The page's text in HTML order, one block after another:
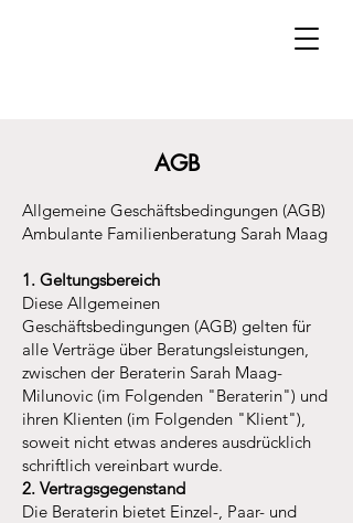
AGB
Allgemeine Geschäftsbedingungen (AGB)
Ambulante Familienberatung Sarah Maag
1. Geltungsbereich
Diese Allgemeinen
Geschäftsbedingungen (AGB) gelten für
alle Verträge über Beratungsleistungen,
zwischen der Beraterin Sarah Maag-
Milunovic (im Folgenden "Beraterin") und
ihren Klienten (im Folgenden "Klient"),
soweit nicht etwas anderes ausdrücklich
schriftlich vereinbart wurde.
2. Vertragsgegenstand
Die Beraterin bietet Einzel-, Paar- und